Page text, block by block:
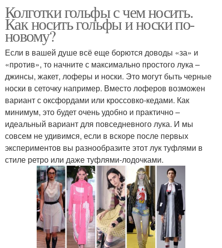
Колготки гольфы с чем носить.
Как носить гольфы и носки по-
новому?
Если в вашей душе всё еще борются доводы «за» и
«против», то начните с максимально простого лука –
джинсы, жакет, лоферы и носки. Это могут быть черные
носки в сеточку например. Вместо лоферов возможен
вариант с оксфордами или кроссовко-кедами. Как
минимум, это будет очень удобно и практично –
идеальный вариант для повседневного лука. И мы
совсем не удивимся, если в вскоре после первых
экспериментов вы разнообразите этот лук туфлями в
стиле ретро или даже туфлями-лодочками.